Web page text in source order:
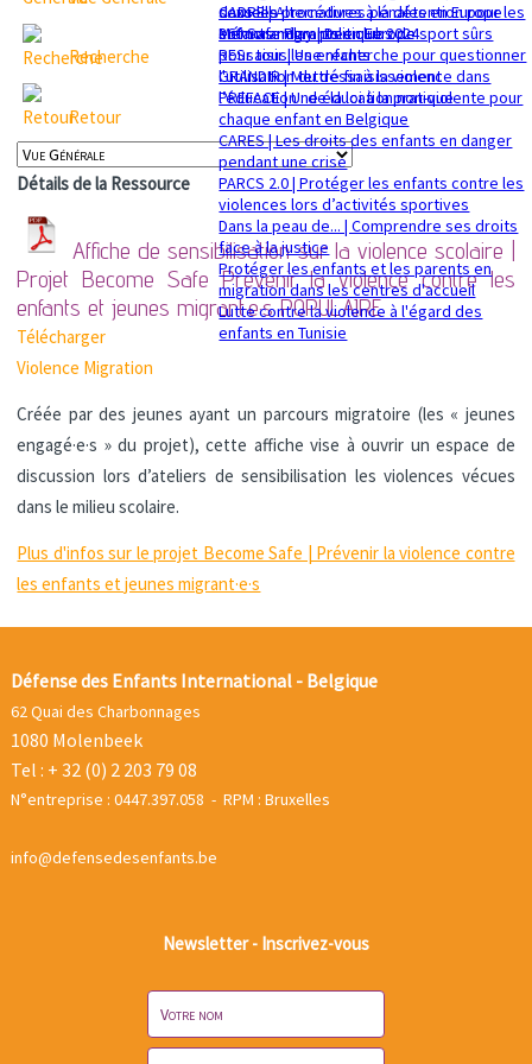
sexuelle
Mémorandum politique 2024
dans les procédures pénales en Europe
360 Safe Play | Des clubs de sport sûrs
pour tous les enfants
GRANDIR | Mettre fin à la violence dans
l’éducation : de la loi à la pratique
CADRE | Alternatives à la détention pour les
enfants migrants en Europe
RESsaisir | Une recherche pour questionner
l'utilisation du déssaisissement
PREFACE | Une éducation non-violente pour
chaque enfant en Belgique
CARES | Les droits des enfants en danger
pendant une crise
PARCS 2.0 | Protéger les enfants contre les
violences lors d’activités sportives
Dans la peau de... | Comprendre ses droits
face à la justice
Protéger les enfants et les parents en
migration dans les centres d'accueil
Lutte contre la violence à l'égard des
enfants en Tunisie
Recherche
Retour
Détails de la Ressource
Affiche de sensibilisation sur la violence scolaire |
Projet Become Safe Prévenir la violence contre les
enfants et jeunes migrant·e·sPOPULAIRE
Télécharger
Violence Migration
Créée par des jeunes ayant un parcours migratoire (les « jeunes
engagé·e·s » du projet), cette affiche vise à ouvrir un espace de
discussion lors d’ateliers de sensibilisation les violences vécues
dans le milieu scolaire.
Plus d'infos sur le projet Become Safe | Prévenir la violence contre
les enfants et jeunes migrant·e·s
Défense des Enfants International - Belgique
62 Quai des Charbonnages
1080 Molenbeek
Tel : + 32 (0) 2 203 79 08
N°entreprise : 0447.397.058 - RPM : Bruxelles
info@defensedesenfants.be
Newsletter - Inscrivez-vous